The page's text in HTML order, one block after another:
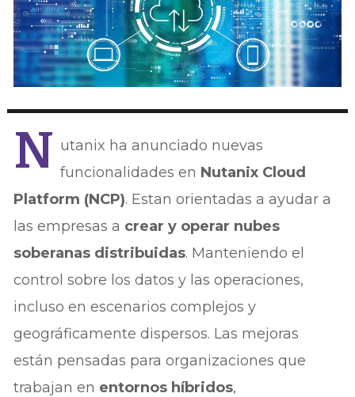
N utanix ha anunciado nuevas
funcionalidades en Nutanix Cloud
Platform (NCP). Estan orientadas a ayudar a
las empresas a crear y operar nubes
soberanas distribuidas. Manteniendo el
control sobre los datos y las operaciones,
incluso en escenarios complejos y
geográficamente dispersos. Las mejoras
están pensadas para organizaciones que
trabajan en entornos híbridos,